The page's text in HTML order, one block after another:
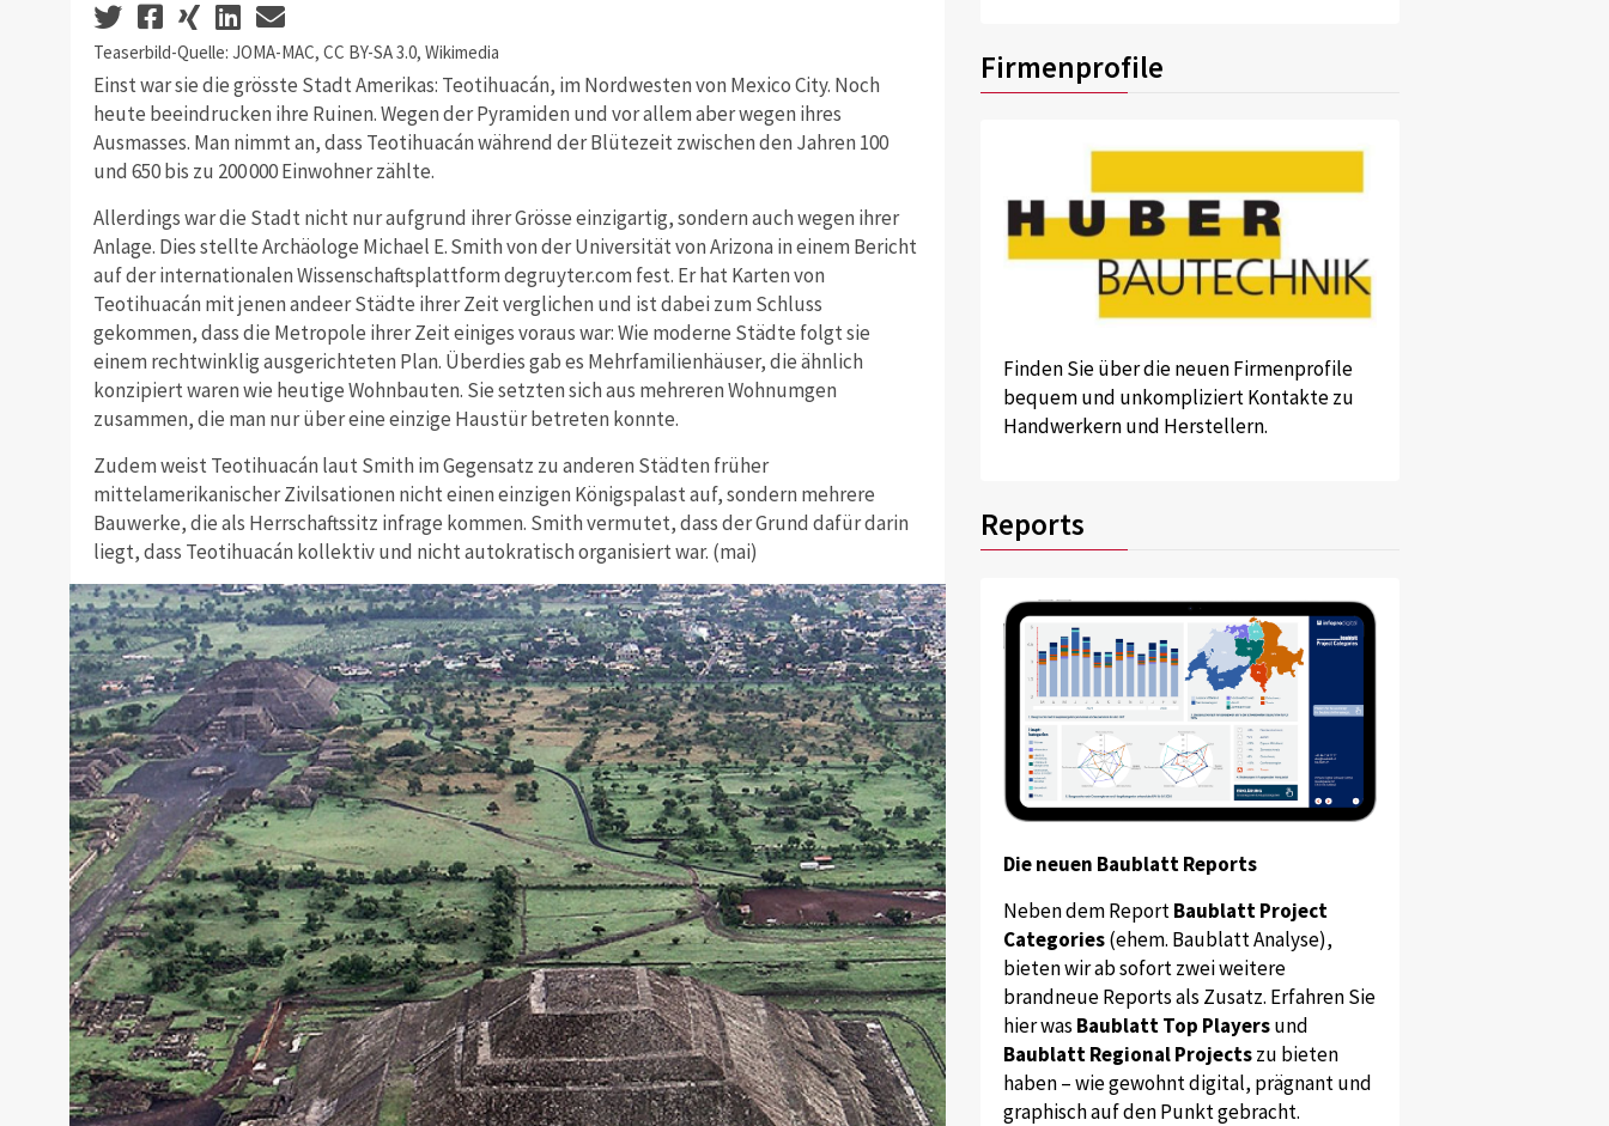
Teaserbild-Quelle: JOMA-MAC, CC BY-SA 3.0, Wikimedia
Einst war sie die grösste Stadt Amerikas: Teotihuacán, im Nordwesten von Mexico City. Noch
heute beeindrucken ihre Ruinen. Wegen der Pyramiden und vor allem aber wegen ihres
Ausmasses. Man nimmt an, dass Teotihuacán während der Blütezeit zwischen den Jahren 100
und 650 bis zu 200 000 Einwohner zählte.
Allerdings war die Stadt nicht nur aufgrund ihrer Grösse einzigartig, sondern auch wegen ihrer
Anlage. Dies stellte Archäologe Michael E. Smith von der Universität von Arizona in einem Bericht
auf der internationalen Wissenschaftsplattform degruyter.com fest. Er hat Karten von
Teotihuacán mit jenen andeer Städte ihrer Zeit verglichen und ist dabei zum Schluss
gekommen, dass die Metropole ihrer Zeit einiges voraus war: Wie moderne Städte folgt sie
einem rechtwinklig ausgerichteten Plan. Überdies gab es Mehrfamilienhäuser, die ähnlich
konzipiert waren wie heutige Wohnbauten. Sie setzten sich aus mehreren Wohnumgen
zusammen, die man nur über eine einzige Haustür betreten konnte.
Zudem weist Teotihuacán laut Smith im Gegensatz zu anderen Städten früher
mittelamerikanischer Zivilsationen nicht einen einzigen Königspalast auf, sondern mehrere
Bauwerke, die als Herrschaftssitz infrage kommen. Smith vermutet, dass der Grund dafür darin
liegt, dass Teotihuacán kollektiv und nicht autokratisch organisiert war. (mai)
Firmenprofile
Finden Sie über die neuen Firmenprofile
bequem und unkompliziert Kontakte zu
Handwerkern und Herstellern.
Reports
Die neuen Baublatt Reports
Neben dem ReportBaublatt Project
Categories(ehem. Baublatt Analyse),
bieten wir ab sofort zwei weitere
brandneue Reports als Zusatz. Erfahren Sie
hier was Baublatt Top Playersund
Baublatt Regional Projectszu bieten
haben – wie gewohnt digital, prägnant und
graphisch auf den Punkt gebracht.